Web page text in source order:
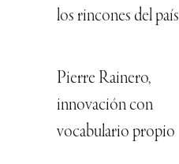
los rincones del país
Pierre Rainero,
innovación con
vocabulario propio